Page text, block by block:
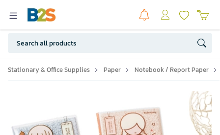
Stationary & Office Supplies Paper Notebook / Report Paper